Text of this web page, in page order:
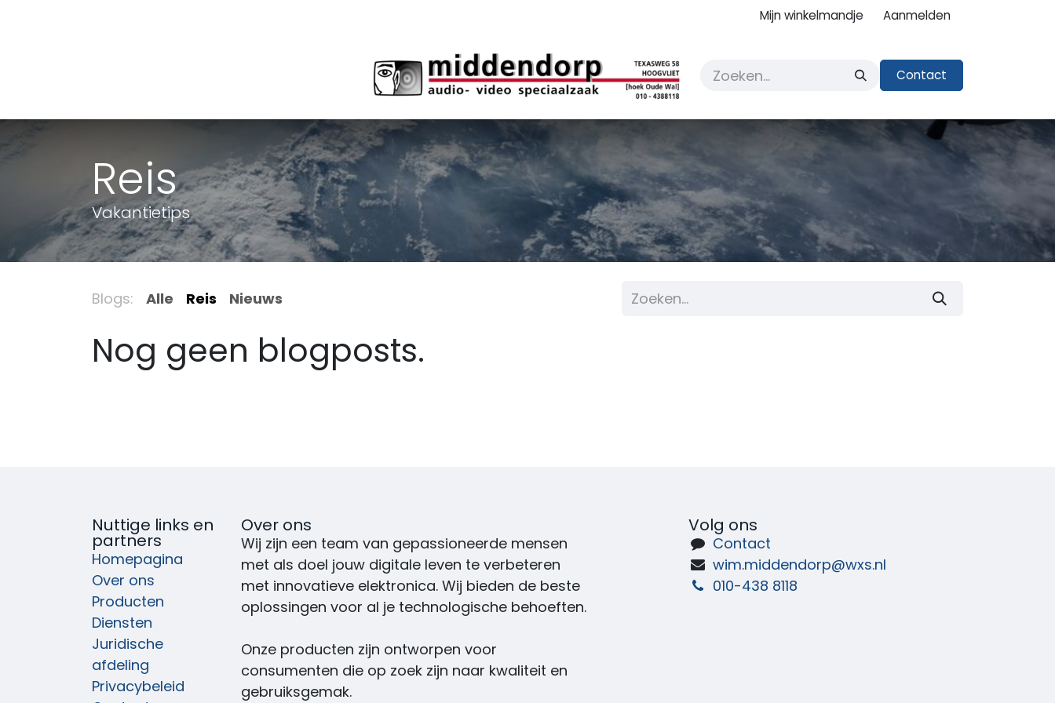
Mijn winkelmandje Aanmelden
Contact
Reis
Vakantietips
Blogs: Alle Reis Nieuws
Nog geen blogposts.
Nuttige links en
partners
Homepagina
Over ons
Producten
Diensten
Juridische
afdeling
Privacybeleid
Over ons
Wij zijn een team van gepassioneerde mensen
met als doel jouw digitale leven te verbeteren
met innovatieve elektronica. Wij bieden de beste
oplossingen voor al je technologische behoeften.
Onze producten zijn ontworpen voor
consumenten die op zoek zijn naar kwaliteit en
gebruiksgemak.
Volg ons
Contact
wim.middendorp@wxs.nl
010-438 8118